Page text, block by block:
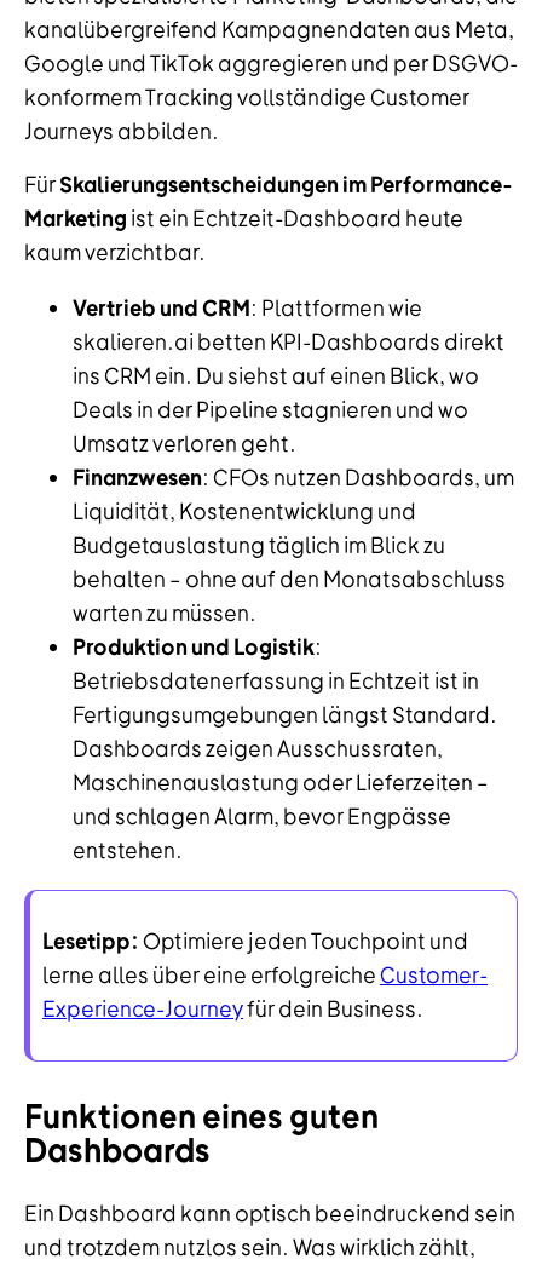
kanalübergreifend Kampagnendaten aus Meta,
Google und TikTok aggregieren und per DSGVO-
konformem Tracking vollständige Customer
Journeys abbilden.
FürSkalierungsentscheidungen im Performance-
Marketing ist ein Echtzeit-Dashboard heute
kaum verzichtbar.
Vertrieb und CRM: Plattformen wie
skalieren.ai betten KPI-Dashboards direkt
ins CRM ein. Du siehst auf einen Blick, wo
Deals in der Pipeline stagnieren und wo
Umsatz verloren geht.
Finanzwesen: CFOs nutzen Dashboards, um
Liquidität, Kostenentwicklung und
Budgetauslastung täglich im Blick zu
behalten – ohne auf den Monatsabschluss
warten zu müssen.
Produktion und Logistik:
Betriebsdatenerfassung in Echtzeit ist in
Fertigungsumgebungen längst Standard.
Dashboards zeigen Ausschussraten,
Maschinenauslastung oder Lieferzeiten –
und schlagen Alarm, bevor Engpässe
entstehen.
Lesetipp: Optimiere jeden Touchpoint und
lerne alles über eine erfolgreicheCustomer-
Experience-Journeyfür dein Business.
Funktionen eines guten
Dashboards
Ein Dashboard kann optisch beeindruckend sein
und trotzdem nutzlos sein. Was wirklich zählt,